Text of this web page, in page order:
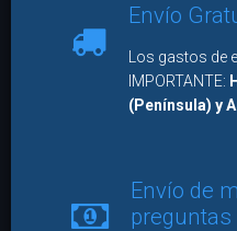
Envío
Los gastos de
IMPORTANTE:
(Península) y
Envío de